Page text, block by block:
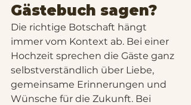
Gästebuch sagen?
Die richtige Botschaft hängt
immer vom Kontext ab. Bei einer
Hochzeit sprechen die Gäste ganz
selbstverständlich über Liebe,
gemeinsame Erinnerungen und
Wünsche für die Zukunft. Bei